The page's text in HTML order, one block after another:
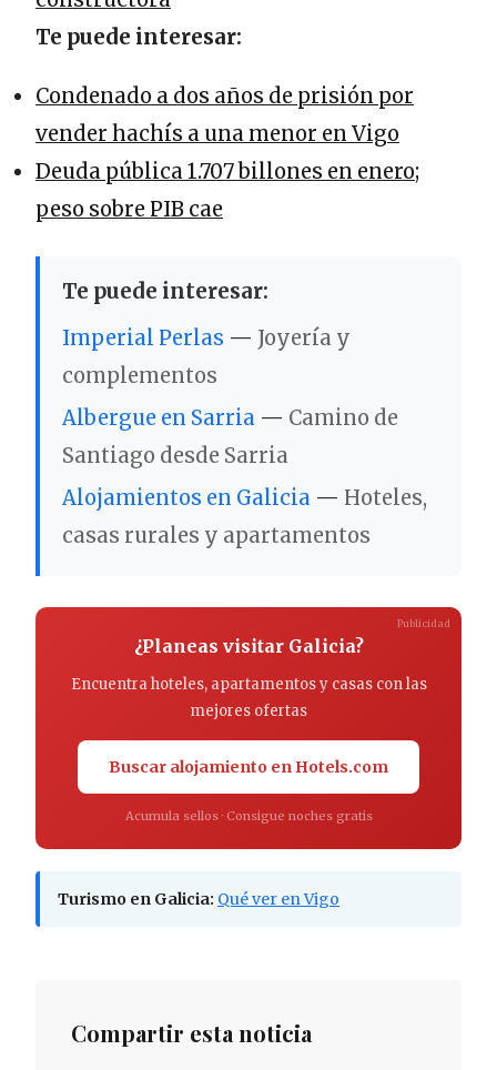
Te puede interesar:
Condenado a dos años de prisión por
vender hachís a una menor en Vigo
Deuda pública 1.707 billones en enero;
peso sobre PIB cae
Te puede interesar:
Imperial Perlas — Joyería y
complementos
Albergue en Sarria — Camino de
Santiago desde Sarria
Alojamientos en Galicia — Hoteles,
casas rurales y apartamentos
¿Planeas visitar Galicia?
Encuentra hoteles, apartamentos y casas con las
mejores ofertas
Buscar alojamiento en Hotels.com
Acumula sellos · Consigue noches gratis
Publicidad
Turismo en Galicia: Qué ver en Vigo
Compartir esta noticia